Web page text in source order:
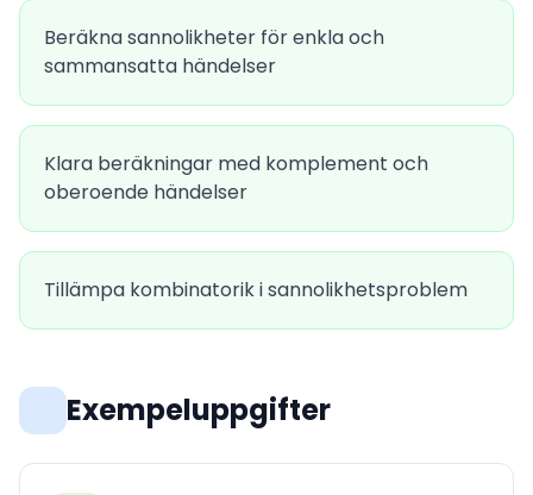
Beräkna sannolikheter för enkla och
sammansatta händelser
Klara beräkningar med komplement och
oberoende händelser
Tillämpa kombinatorik i sannolikhetsproblem
Exempeluppgifter